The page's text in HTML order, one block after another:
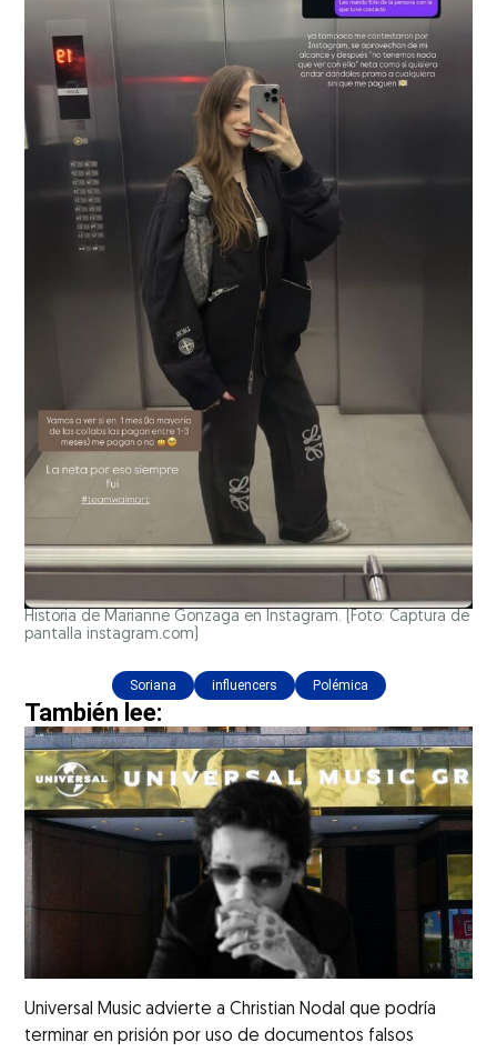
Historia de Marianne Gonzaga en Instagram. (Foto: Captura de
pantalla instagram.com)
Soriana influencers Polémica
También lee:
Universal Music advierte a Christian Nodal que podría
terminar en prisión por uso de documentos falsos